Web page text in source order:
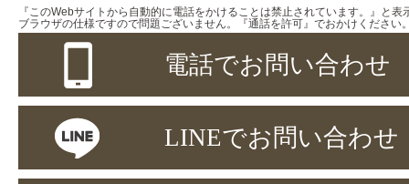
『このWebサイトから自動的に電話をかけることは禁止されています。』と
ブラウザの仕様ですので問題ございません。『通話を許可』でおかけください
電話でお問い合わせ
LINEでお問い合わせ